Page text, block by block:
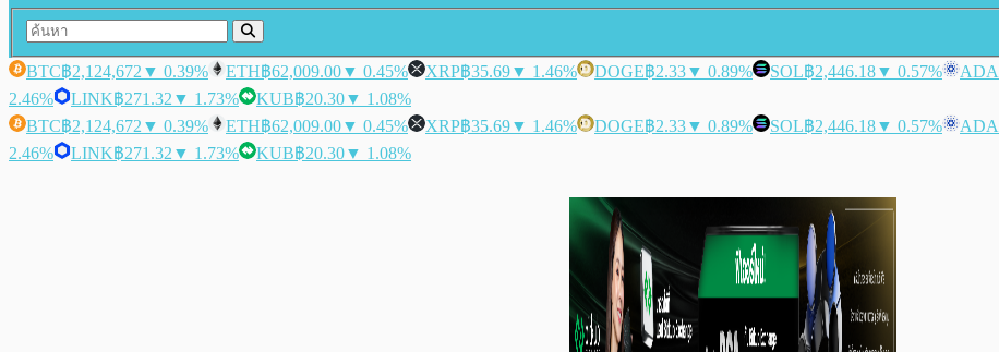
BTC฿2,124,672 ▼ 0.39% ETH฿62,009.00▼ 0.45% XRP฿35.69▼ 1.46% DOGE฿2.33▼ 0.89% SOL฿2,446.18▼ 0.57% ADA
2.46%
LINK฿271.32 ▼ 1.73% KUB฿20.30▼ 1.08%
BTC฿2,124,672 ▼ 0.39% ETH฿62,009.00▼ 0.45% XRP฿35.69▼ 1.46% DOGE฿2.33▼ 0.89% SOL฿2,446.18▼ 0.57% ADA
2.46%
LINK฿271.32 ▼ 1.73% KUB฿20.30▼ 1.08%